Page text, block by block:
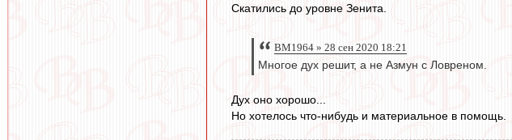
Скатились до уровне Зенита.
BM1964 » 28 сен 2020 18:21
Многое дух решит, а не Азмун с Ловреном.
Дух оно хорошо...
Но хотелось что-нибудь и материальное в помощь.